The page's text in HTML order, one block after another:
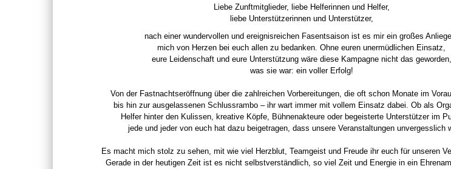
Liebe Zunftmitglieder, liebe Helferinnen und Helfer,
liebe Unterstützerinnen und Unterstützer,
nach einer wundervollen und ereignisreichen Fasentsaison ist es mir ein großes
mich von Herzen bei euch allen zu bedanken. Ohne euren unermüdlichen Einsatz,
eure Leidenschaft und eure Unterstützung wäre diese Kampagne nicht das geworden,
was sie war: ein voller Erfolg!
Von der Fastnachtseröffnung über die zahlreichen Vorbereitungen, die oft schon Monate im
bis hin zur ausgelassenen Schlussrambo – ihr wart immer mit vollem Einsatz dabei. Ob als
Helfer hinter den Kulissen, kreative Köpfe, Bühnenakteure oder begeisterte Unterstützer im
jede und jeder von euch hat dazu beigetragen, dass unsere Veranstaltungen unvergesslich
Es macht mich stolz zu sehen, mit wie viel Herzblut, Teamgeist und Freude ihr euch für unseren
Gerade in der heutigen Zeit ist es nicht selbstverständlich, so viel Zeit und Energie in ein